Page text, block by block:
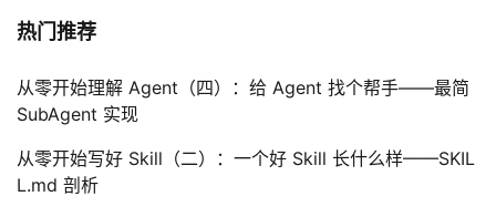
热门推荐
从零开始理解 Agent（四）：给 Agent 找个帮手——最简
SubAgent 实现
从零开始写好 Skill（二）：一个好 Skill 长什么样——SKIL
L.md 剖析